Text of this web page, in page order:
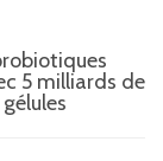
5 milliards de